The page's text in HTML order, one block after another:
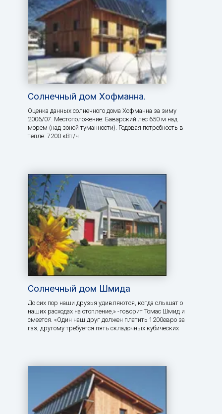
Солнечный дом Хофманна.
Оценка данных солнечного дома Хофманна за зиму
2006/07. Местоположение: Баварский лес 650 м над
морем (над зоной туманности). Годовая потребность в
тепле: 7200 кВт/ч
Солнечный дом Шмида
До сих пор наши друзья удивляются, когда слышат о
наших расходах на отопление,» -говорит Томас Шмид и
смеется. «Один наш друг должен платить 1200евро за
газ, другому требуется пять складочных кубических